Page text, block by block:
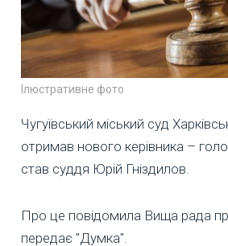
Ілюстративне фото
Чугуївський міський суд
отримав нового керівника –
став суддя Юрій Гніздилов.
Про це повідомила Вища рада
передає "Думка".